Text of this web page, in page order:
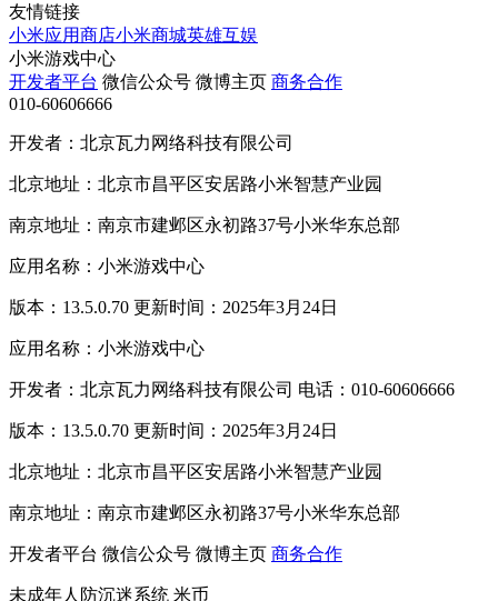
友情链接
小米应用商店小米商城英雄互娱
小米游戏中心
开发者平台 微信公众号 微博主页 商务合作
010-60606666
开发者：北京瓦力网络科技有限公司
北京地址：北京市昌平区安居路小米智慧产业园
南京地址：南京市建邺区永初路37号小米华东总部
应用名称：小米游戏中心
版本：13.5.0.70 更新时间：2025年3月24日
应用名称：小米游戏中心
开发者：北京瓦力网络科技有限公司 电话：010-60606666
版本：13.5.0.70 更新时间：2025年3月24日
北京地址：北京市昌平区安居路小米智慧产业园
南京地址：南京市建邺区永初路37号小米华东总部
开发者平台 微信公众号 微博主页 商务合作
未成年人防沉迷系统 米币